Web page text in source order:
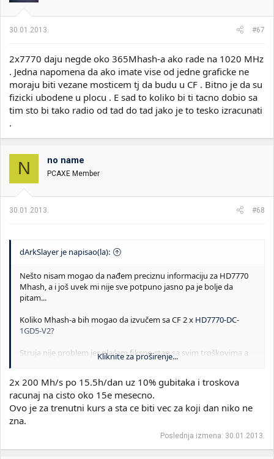
30.01.2013. #67
2x7770 daju negde oko 365Mhash-a ako rade na 1020 MHz
. Jedna napomena da ako imate vise od jedne graficke ne
moraju biti vezane mosticem tj da budu u CF . Bitno je da su
fizicki ubodene u plocu . E sad to koliko bi ti tacno dobio sa
tim sto bi tako radio od tad do tad jako je to tesko izracunati
.
N no name
PCAXE Member
30.01.2013. #68
dArkSlayer je napisao(la):
Nešto nisam mogao da nađem preciznu informaciju za HD7770
Mhash, a i još uvek mi nije sve potpuno jasno pa je bolje da
pitam...
Koliko Mhash-a bih mogao da izvučem sa CF 2 x HD7770-DC-
1GD5-V2?
Struja nije problem jer plaćam fiksno stan sa svim troškovima a
nisam veći deo dana kući, mogao bih da rudarim od otprilike 2:00
posla).
Otprilike koliko novca bih mogao mesečno da izvučem ovim
režimom?
Kliknite za proširenje...
2x 200 Mh/s po 15.5h/dan uz 10% gubitaka i troskova
racunaj na cisto oko 15e mesecno.
Ovo je za trenutni kurs a sta ce biti vec za koji dan niko ne
zna.
Poslednja izmena: 30.01.2013.